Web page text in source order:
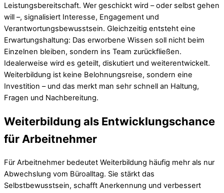
Leistungsbereitschaft. Wer geschickt wird – oder selbst gehen
will –, signalisiert Interesse, Engagement und
Verantwortungsbewusstsein. Gleichzeitig entsteht eine
Erwartungshaltung: Das erworbene Wissen soll nicht beim
Einzelnen bleiben, sondern ins Team zurückfließen.
Idealerweise wird es geteilt, diskutiert und weiterentwickelt.
Weiterbildung ist keine Belohnungsreise, sondern eine
Investition – und das merkt man sehr schnell an Haltung,
Fragen und Nachbereitung.
Weiterbildung als Entwicklungschance
für Arbeitnehmer
Für Arbeitnehmer bedeutet Weiterbildung häufig mehr als nur
Abwechslung vom Büroalltag. Sie stärkt das
Selbstbewusstsein, schafft Anerkennung und verbessert